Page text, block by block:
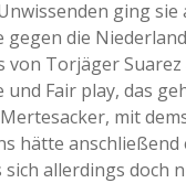
ging
gegen die
von Torjäger
und Fair play, das
mit
hätte
sich allerdings doch